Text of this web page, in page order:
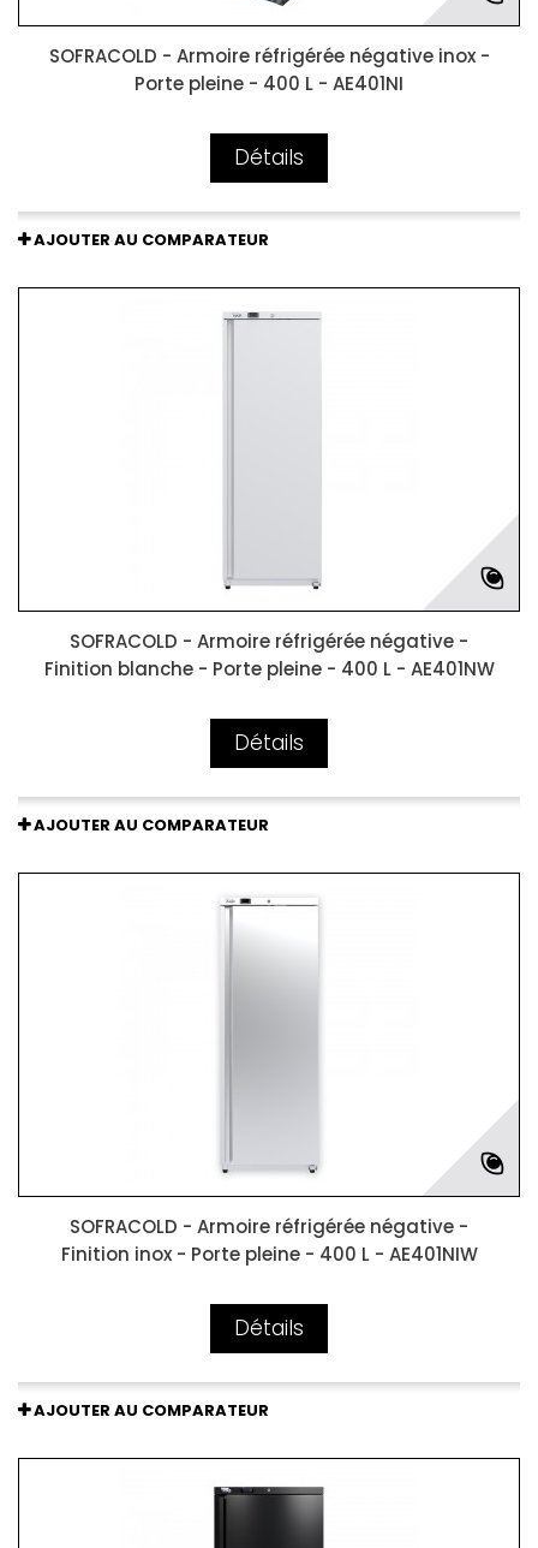
SOFRACOLD - Armoire réfrigérée négative inox -
Porte pleine - 400 L - AE401NI
Détails
AJOUTER AU COMPARATEUR
SOFRACOLD - Armoire réfrigérée négative -
Finition blanche - Porte pleine - 400 L - AE401NW
Détails
AJOUTER AU COMPARATEUR
SOFRACOLD - Armoire réfrigérée négative -
Finition inox - Porte pleine - 400 L - AE401NIW
Détails
AJOUTER AU COMPARATEUR